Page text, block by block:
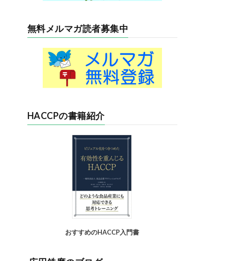
無料メルマガ読者募集中
HACCPの書籍紹介
おすすめのHACCP入門書